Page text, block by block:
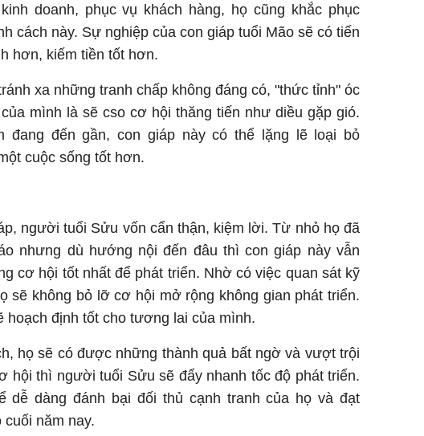
doanh, phục vụ khách hàng, họ cũng khắc phục
cách này. Sự nghiệp của con giáp tuổi Mão sẽ có tiến
hơn, kiếm tiền tốt hơn.
xa những tranh chấp không đáng có, "thức tỉnh" óc
mình là sẽ cso cơ hội thăng tiến như diều gặp gió.
đang đến gần, con giáp này có thể lặng lẽ loại bỏ
cuộc sống tốt hơn.
người tuổi Sửu vốn cẩn thận, kiệm lời. Từ nhỏ họ đã
nhưng dù hướng nội đến đâu thì con giáp này vẫn
cơ hội tốt nhất để phát triển. Nhờ có việc quan sát kỹ
sẽ không bỏ lỡ cơ hội mở rộng không gian phát triển.
hoạch định tốt cho tương lai của mình.
họ sẽ có được những thành quả bất ngờ và vượt trội
hội thì người tuổi Sửu sẽ đẩy nhanh tốc độ phát triển.
dễ dàng đánh bại đối thủ cạnh tranh của họ và đạt
năm nay.